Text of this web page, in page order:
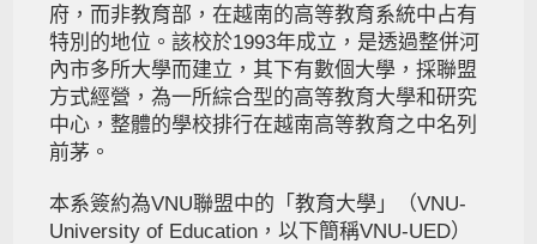
府，而非教育部，在越南的高等教育系統中占有
特別的地位。該校於1993年成立，是透過整併河
內市多所大學而建立，其下有數個大學，採聯盟
方式經營，為一所綜合型的高等教育大學和研究
中心，整體的學校排行在越南高等教育之中名列
前茅。
本系簽約為VNU聯盟中的「教育大學」（VNU-
University of Education，以下簡稱VNU-UED）